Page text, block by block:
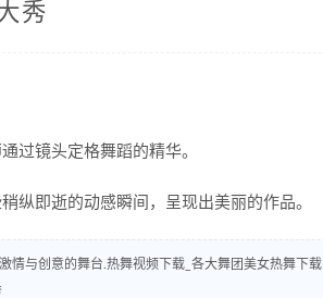
秀
过镜头定格舞蹈的精华。
纵即逝的动感瞬间，呈现出美丽的作品。
情与创意的舞台.热舞视频下载_各大舞团美女热舞下载